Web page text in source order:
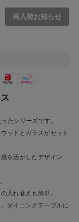
再入荷お知らせ
たシリーズです。
ッドとガラスがセット
を活かしたデザイン
入れ替えも簡単。
ダイニングテーブルに